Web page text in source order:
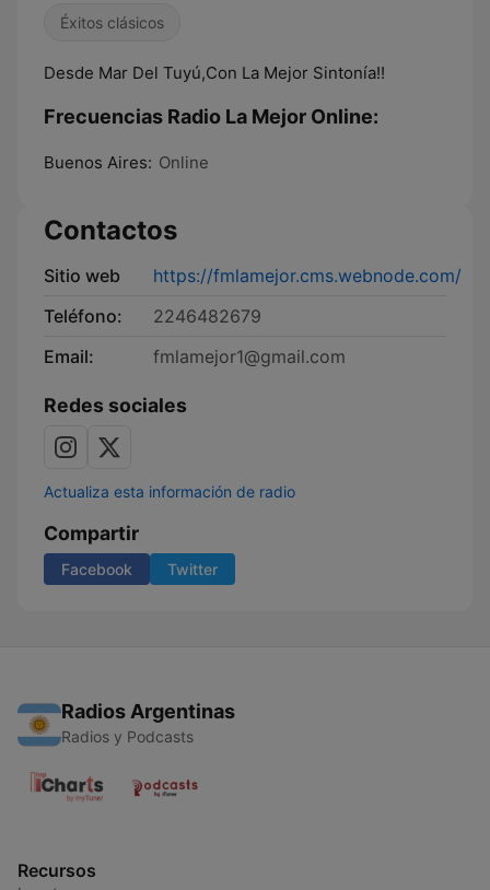
Éxitos clásicos
Desde Mar Del Tuyú,Con La Mejor Sintonía!!
Frecuencias Radio La Mejor Online:
Buenos Aires: Online
Contactos
Sitio web
https://fmlamejor.cms.webnode.com/
Teléfono:
2246482679
Email:
fmlamejor1@gmail.com
Redes sociales
Actualiza esta información de radio
Compartir
Facebook Twitter
Radios Argentinas
Radios y Podcasts
Recursos